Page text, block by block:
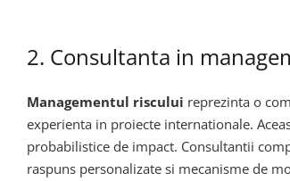
2. Consultanta in
Managementul riscului reprezinta o
experienta in proiecte internationale.
probabilistice de impact. Consultantii
raspuns personalizate si mecanisme de